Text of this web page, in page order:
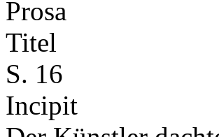
Prosa
Titel
S. 16
Incipit